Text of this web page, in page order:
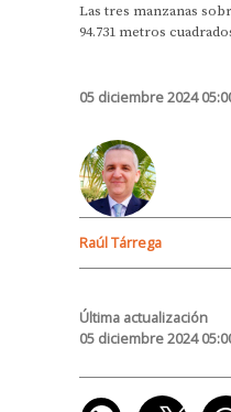
Las tres manzanas
94.731 metros
05 diciembre 2024
Raúl Tárrega
Última actualización
05 diciembre 2024